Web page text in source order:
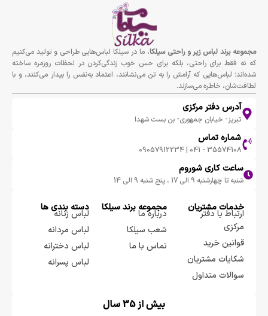
مجموعه برند لباس زير و راحتى سيلكا، ما در سیلکا لباس‌هایی طراحی و تولید می‌کنیم
که نه فقط برای راحتی، بلکه برای حس خوب زندگی‌کردن در لحظات روزمره ساخته
شده‌اند؛ لباس‌هایی که آرامش را به تن می‌نشانند، اعتماد به‌نفس را بیدار می‌کنند، و با
لطافت‌شان، خاطره می‌سازند.
آدرس دفتر مرکزی
تبریز- خیابان جمهوری- بن بست شهدا
شماره تماس
35574108 - 041 | 09057912234
ساعت کاری شوروم
شنبه تا چهارشنبه 9 الی 17 ، پنج شنبه 9 الی 14
خدمات مشتریان
ارتباط با دفتر
مرکزی
قوانین خرید
شکایات مشتریان
سوالات متداول
مجموعه برند سيلكا
درباره ما
شعب سیلکا
تماس با ما
دسته بندی ها
لباس زنانه
لباس مردانه
لباس دخترانه
لباس پسرانه
بیش از 35 سال